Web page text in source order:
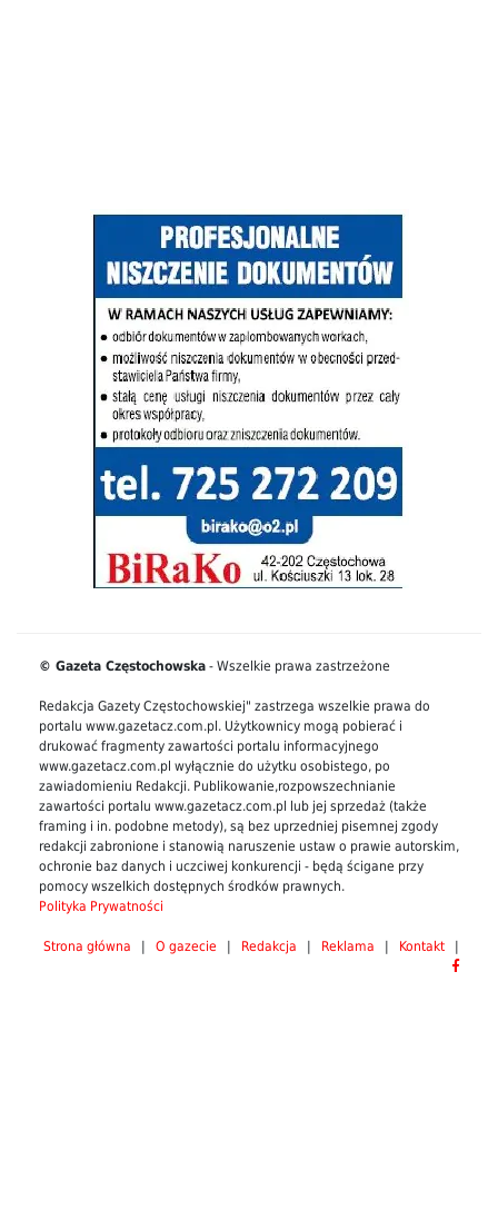
© Gazeta Częstochowska - Wszelkie prawa zastrzeżone
Redakcja Gazety Częstochowskiej" zastrzega wszelkie prawa do
portalu www.gazetacz.com.pl. Użytkownicy mogą pobierać i
drukować fragmenty zawartości portalu informacyjnego
www.gazetacz.com.pl wyłącznie do użytku osobistego, po
zawiadomieniu Redakcji. Publikowanie,rozpowszechnianie
zawartości portalu www.gazetacz.com.pl lub jej sprzedaż (także
framing i in. podobne metody), są bez uprzedniej pisemnej zgody
redakcji zabronione i stanowią naruszenie ustaw o prawie autorskim,
ochronie baz danych i uczciwej konkurencji - będą ścigane przy
pomocy wszelkich dostępnych środków prawnych.
Polityka Prywatności
Strona główna | O gazecie | Redakcja | Reklama | Kontakt |